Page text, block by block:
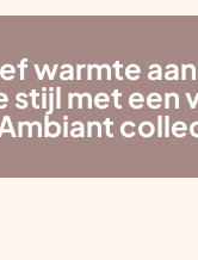
warmte
stijl met een